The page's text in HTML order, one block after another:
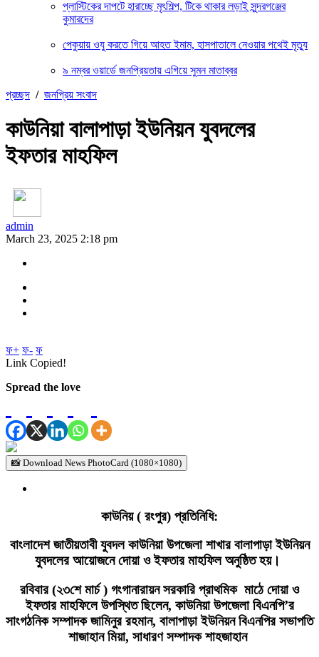
প্লাস্টিকের দাপটে হারাচ্ছে মৃৎশিল্প, টিকে থাকার লড়াই সুন্দরগঞ্জের
কুমারদের
পেকুয়ায় ওযু করতে গিয়ে আহত ইমাম, হাসপাতালে নেওয়ার পথেই মৃত্যু
৯ নম্বর ওয়ার্ডে জনপ্রিয়তায় এগিয়ে সুমন মাতাব্বর
প্রচ্ছদ / জনপ্রিয় সংবাদ
কাউনিয়া বালাপাড়া ইউনিয়ন যুবদলের
ইফতার মাহফিল
admin
March 23, 2025 2:18 pm
ফ+ ফ- ফ
Link Copied!
Spread the love
📸 Download News PhotoCard (1080×1080)
কাউনিয় ( রংপুর) প্রতিনিধি:
বাংলাদেশ জাতীয়তাবী যুবদল কাউনিয়া উপজেলা শাখার বালাপাড়া ইউনিয়ন
যুবদলের আয়োজনে দোয়া ও ইফতার মাহফিল অনুষ্ঠিত হয়।
রবিবার (২৩শে মার্চ ) গংগানারায়ন সরকারি প্রাথমিক মাঠে দোয়া ও
ইফতার মাহফিলে উপস্থিত ছিলেন, কাউনিয়া উপজেলা বিএনপি’র
সাংগঠনিক সম্পাদক জামিনুর রহমান, বালাপাড়া ইউনিয়ন বিএনপির সভাপতি
শাজাহান মিয়া, সাধারণ সম্পাদক শাহজাহান